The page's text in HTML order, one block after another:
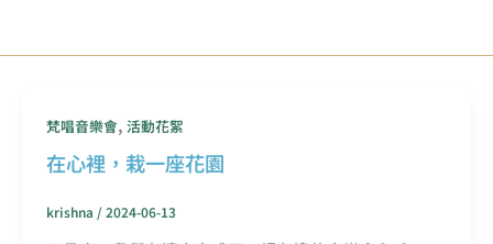
梵唱音樂會, 活動花絮
在心裡，栽一座花園
krishna /2024-06-13